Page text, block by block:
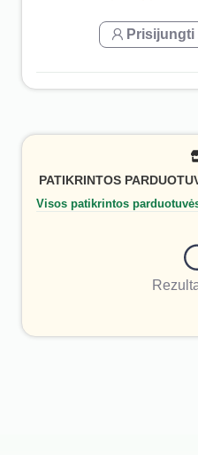
PATIKRINTOS
Visos patikrintos